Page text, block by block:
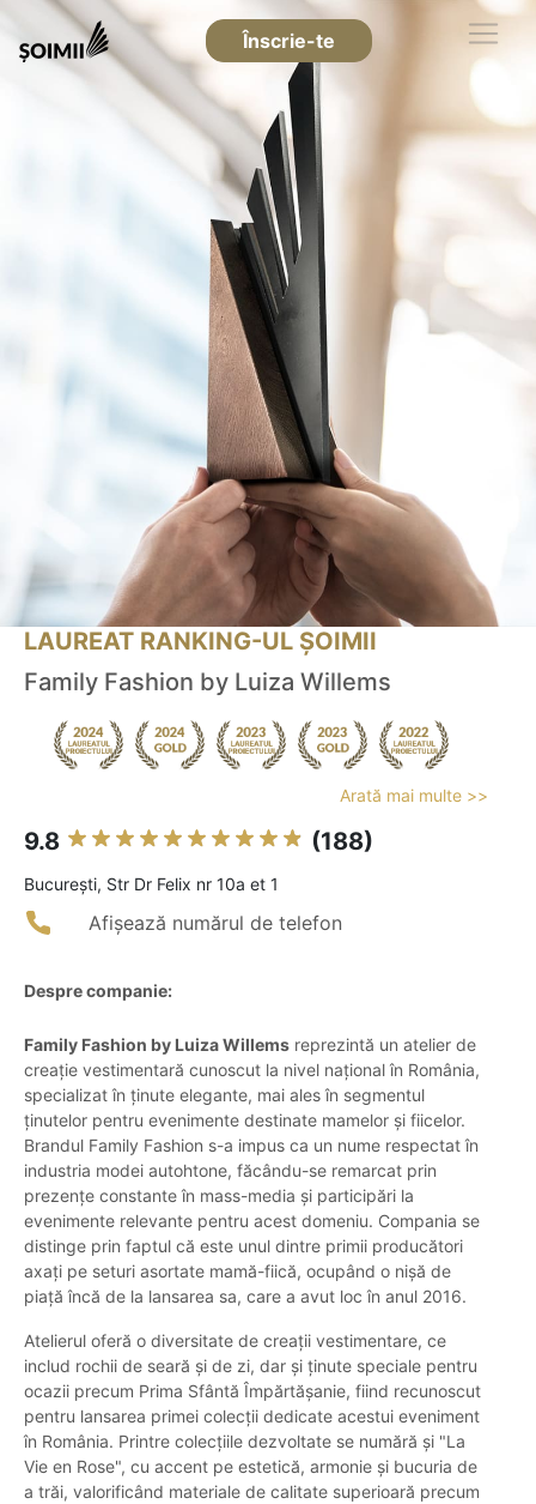
Înscrie-te
LAUREAT RANKING-UL ȘOIMII
Family Fashion by Luiza Willems
Arată mai multe >>
9.8 (188)
Bucureşti, Str Dr Felix nr 10a et 1
Afișează numărul de telefon
Despre companie:
Family Fashion by Luiza Willems reprezintă un atelier de
creație vestimentară cunoscut la nivel național în România,
specializat în ținute elegante, mai ales în segmentul
ținutelor pentru evenimente destinate mamelor și fiicelor.
Brandul Family Fashion s-a impus ca un nume respectat în
industria modei autohtone, făcându-se remarcat prin
prezențe constante în mass-media și participări la
evenimente relevante pentru acest domeniu. Compania se
distinge prin faptul că este unul dintre primii producători
axați pe seturi asortate mamă-fiică, ocupând o nișă de
piață încă de la lansarea sa, care a avut loc în anul 2016.
Atelierul oferă o diversitate de creații vestimentare, ce
includ rochii de seară și de zi, dar și ținute speciale pentru
ocazii precum Prima Sfântă Împărtășanie, fiind recunoscut
pentru lansarea primei colecții dedicate acestui eveniment
în România. Printre colecțiile dezvoltate se numără și "La
Vie en Rose", cu accent pe estetică, armonie și bucuria de
a trăi, valorificând materiale de calitate superioară precum